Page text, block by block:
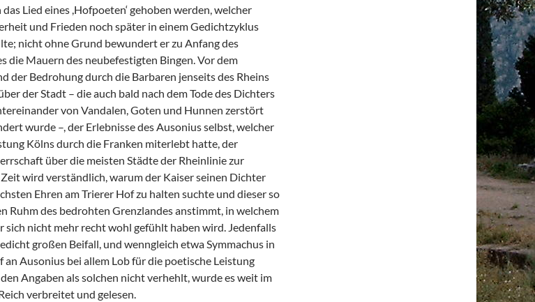
Lied eines ,Hofpoeten‘ gehoben werden, welcher
und Frieden noch später in einem Gedichtzyklus
nicht ohne Grund bewundert er zu Anfang des
die Mauern des neubefestigten Bingen. Vor dem
der Bedrohung durch die Barbaren jenseits des Rheins
der Stadt – die auch bald nach dem Tode des Dichters
von Vandalen, Goten und Hunnen zerstört
wurde –, der Erlebnisse des Ausonius selbst, welcher
Kölns durch die Franken miterlebt hatte, der
über die meisten Städte der Rheinlinie zur
wird verständlich, warum der Kaiser seinen Dichter
Ehren am Trierer Hof zu halten suchte und dieser so
Ruhm des bedrohten Grenzlandes anstimmt, in welchem
sich nicht mehr recht wohl gefühlt haben wird. Jedenfalls
großen Beifall, und wenngleich etwa Symmachus in
an Ausonius bei allem Lob für die poetische Leistung
Angaben als solchen nicht verhehlt, wurde es weit im
verbreitet und gelesen.